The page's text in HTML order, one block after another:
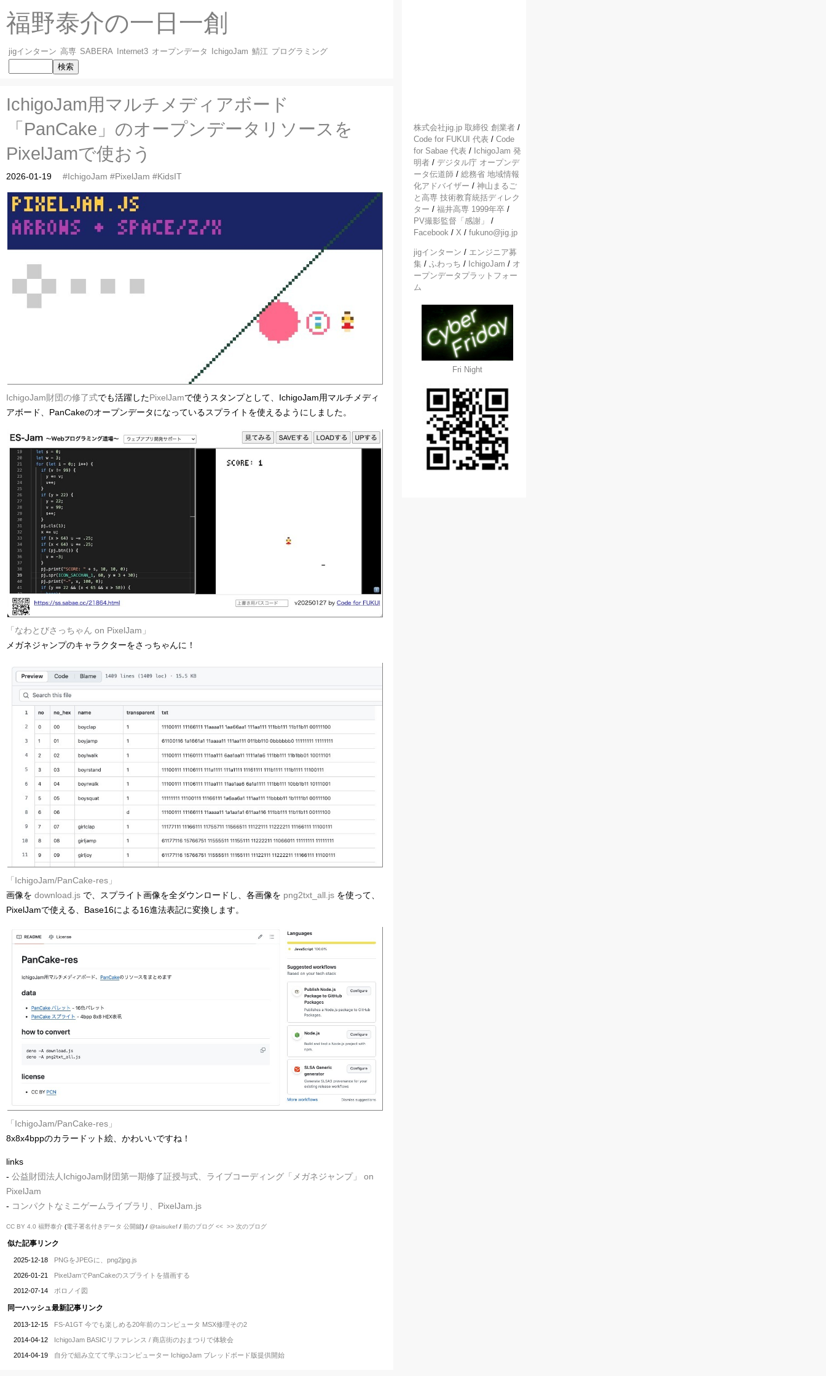
福野泰介の一日一創
jigインターン 高専 SABERA Internet3 オープンデータ IchigoJam 鯖江 プログラミング
IchigoJam用マルチメディアボード
「PanCake」のオープンデータリソースを
PixelJamで使おう
2026-01-19 #IchigoJam #PixelJam #KidsIT
IchigoJam財団の修了式でも活躍したPixelJamで使うスタンプとして、IchigoJam用マルチメディ
アボード、PanCakeのオープンデータになっているスプライトを使えるようにしました。
「なわとびさっちゃん on PixelJam」
メガネジャンプのキャラクターをさっちゃんに！
「IchigoJam/PanCake-res」
画像を download.js で、スプライト画像を全ダウンロードし、各画像を png2txt_all.js を使って、
PixelJamで使える、Base16による16進法表記に変換します。
「IchigoJam/PanCake-res」
8x8x4bppのカラードット絵、かわいいですね！
links
- 公益財団法人IchigoJam財団第一期修了証授与式、ライブコーディング「メガネジャンプ」 on
PixelJam
- コンパクトなミニゲームライブラリ、PixelJam.js
CC BY 4.0 福野泰介 (電子署名付きデータ 公開鍵) / @taisukef / 前のブログ << >> 次のブログ
似た記事リンク
2025-12-18 PNGをJPEGに、png2jpg.js
2026-01-21 PixelJamでPanCakeのスプライトを描画する
2012-07-14 ボロノイ図
同一ハッシュ最新記事リンク
2013-12-15 FS-A1GT 今でも楽しめる20年前のコンピュータ MSX修理その2
2014-04-12 IchigoJam BASICリファレンス / 商店街のおまつりで体験会
2014-04-19 自分で組み立てて学ぶコンピューター IchigoJam ブレッドボード版提供開始
株式会社jig.jp 取締役 創業者 /
Code for FUKUI 代表 / Code
for Sabae 代表 / IchigoJam 発
明者 / デジタル庁 オープンデ
ータ伝道師 / 総務省 地域情報
化アドバイザー / 神山まるご
と高専 技術教育統括ディレク
ター / 福井高専 1999年卒 /
PV撮影監督「感謝」
/
Facebook / X / fukuno@jig.jp
jigインターン / エンジニア募
集 / ふわっち / IchigoJam / オ
ープンデータプラットフォー
ム
Fri Night